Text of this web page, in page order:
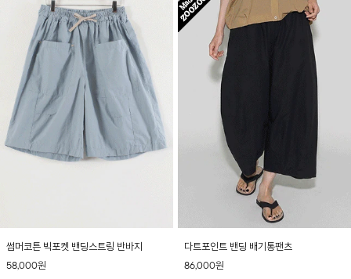
썸머코튼 빅포켓 밴딩스트링 반바지
58,000원
다트포인트 밴딩 배기통팬츠
86,000원